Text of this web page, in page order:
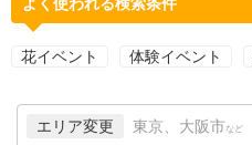
花イベント 体験イベント
エリア変更 東京、大阪市 など